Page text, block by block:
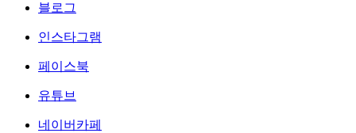
블로그
인스타그램
페이스북
유튜브
네이버카페